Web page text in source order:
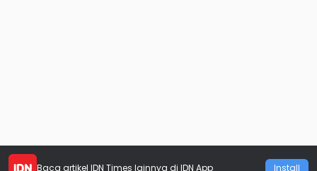
Baca artikel IDN Times lainnya di IDN App Install